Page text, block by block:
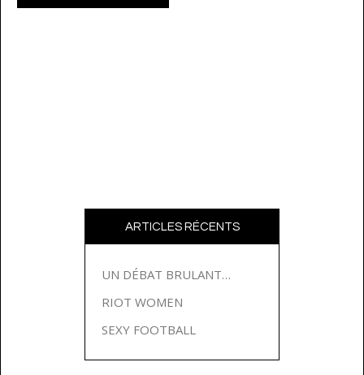
ARTICLES RÉCENTS
UN DÉBAT BRULANT…
RIOT WOMEN
SEXY FOOTBALL